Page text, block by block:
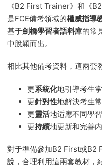
《B2 First Trainer》和《
是FCE備考領域的權威指導
基于劍橋學習者語料庫的常
中脫穎而出。
相比其他備考資料，這兩套
更系統化地引導考生
更針對性地解決考生
更靈活地适應不同學
更持續地更新和完善
對于準備參加B2 First或B2
說，合理利用這兩套教材，